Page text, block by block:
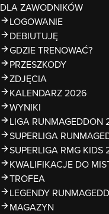
DLA ZAWODNIKÓW
LOGOWANIE
DEBIUTUJĘ
GDZIE TRENOWAĆ?
PRZESZKODY
ZDJĘCIA
KALENDARZ 2026
WYNIKI
LIGA RUNMAGEDDON
SUPERLIGA
SUPERLIGA RMG KIDS
KWALIFIKACJE DO
TROFEA
LEGENDY
MAGAZYN